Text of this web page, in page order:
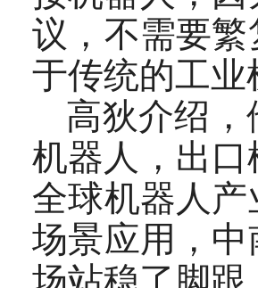
议，不需要
于传统的工
高狄介绍
机器人，出
全球机器人
场景应用，